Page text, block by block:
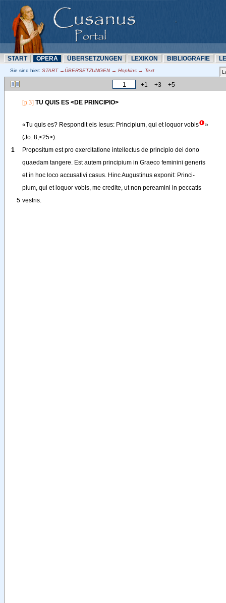
START OPERA ÜBERSETZUNN LEXIKON BIBLIOGRAFIE
Sie sind hier: START →ÜBERSETZUNN → Hopkins → Text
+1 +3 +5
[p.3] TU QUIS ES <DE PRINCIPIO>
«Tu quis es? Respondit eis Iesus: Principium, qui et loquor vobis
»
(Jo. 8,<25>).
1
Propositum est pro exercitatione intellectus de principio dei dono
quaedam tangere. Est autem principium in Graeco feminini generis
et in hoc loco accusativi casus. HincAugustinus exponit: Princi-
pium, qui et loquor vobis, me credite, ut non pereamini in peccatis
5 vestris.